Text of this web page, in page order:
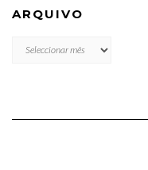
ARQUIVO
ARQUIVO